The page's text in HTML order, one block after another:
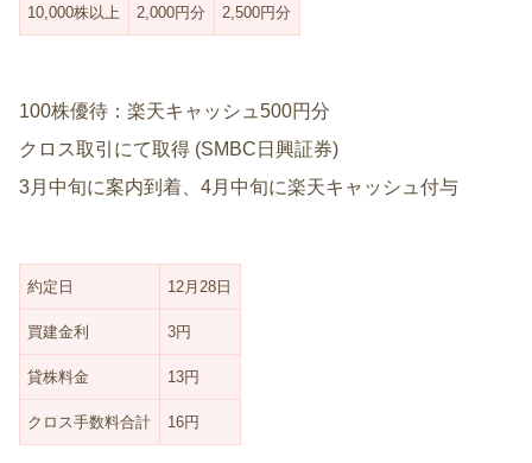
10,000株以上 2,000円分 2,500円分
100株優待：楽天キャッシュ500円分
クロス取引にて取得 (SMBC日興証券)
3月中旬に案内到着、4月中旬に楽天キャッシュ付与
約定日 12月28日
買建金利 3円
貸株料金 13円
クロス手数料合計 16円